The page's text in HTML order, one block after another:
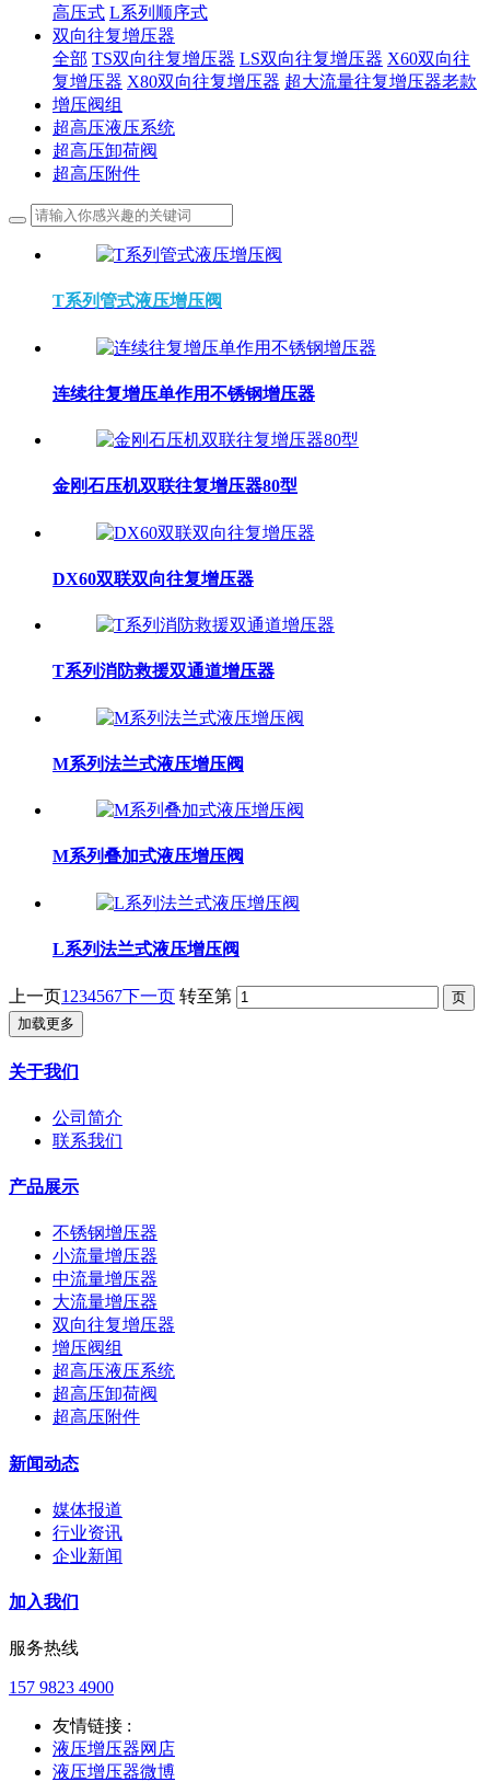
高压式 L系列顺序式
双向往复增压器
全部 TS双向往复增压器 LS双向往复增压器 X60双向往
复增压器 X80双向往复增压器 超大流量往复增压器老款
增压阀组
超高压液压系统
超高压卸荷阀
超高压附件
T系列管式液压增压阀
连续往复增压单作用不锈钢增压器
金刚石压机双联往复增压器80型
DX60双联双向往复增压器
T系列消防救援双通道增压器
M系列法兰式液压增压阀
M系列叠加式液压增压阀
L系列法兰式液压增压阀
上一页1 234567下一页 转至第
加载更多
关于我们
公司简介
联系我们
产品展示
不锈钢增压器
小流量增压器
中流量增压器
大流量增压器
双向往复增压器
增压阀组
超高压液压系统
超高压卸荷阀
超高压附件
新闻动态
媒体报道
行业资讯
企业新闻
加入我们
服务热线
157 9823 4900
友情链接 :
液压增压器网店
液压增压器微博